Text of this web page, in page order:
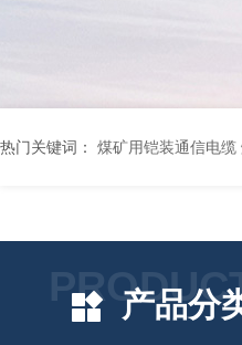
热门关键词： 煤矿用铠装通信电缆 煤矿用信号电缆 煤矿用通信电缆 矿用阻燃通信电缆 矿
产品分